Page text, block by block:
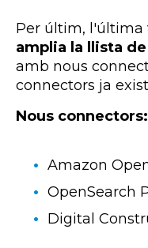
Per últim, l'última
amplia la llista
amb nous
connectors ja
Nous connectors:
Amazon
OpenSearch
Digital